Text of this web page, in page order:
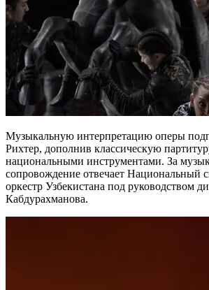
Музыкальную интерпретацию оперы
Рихтер, дополнив классическую
национальными инструментами. За
сопровождение отвечает Национальный
оркестр Узбекистана под руководством
Кабдурахманова.